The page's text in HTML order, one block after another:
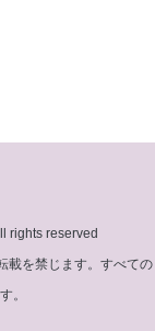
rights reserved
載を禁じます。すべての
。